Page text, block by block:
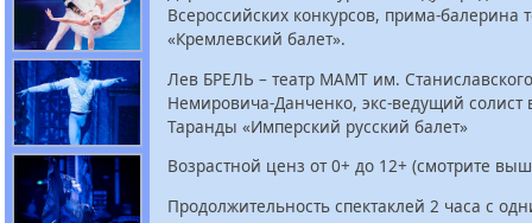
Всероссийских конкурсов, прима-балерина
«Кремлевский балет».
Лев БРЕЛЬ – театр МАМТ им.
Немировича-Данченко, экс-ведущий солист
Таранды «Имперский русский балет»
Возрастной ценз от 0+ до 12+ (смотрите
Продолжительность спектаклей 2 часа с